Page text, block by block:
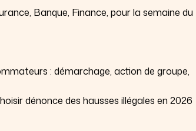
Banque, Finance, pour la semaine du
: démarchage, action de groupe,
dénonce des hausses illégales en 2026